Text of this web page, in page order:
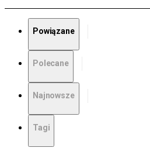
Powiązane
Polecane
Najnowsze
Tagi